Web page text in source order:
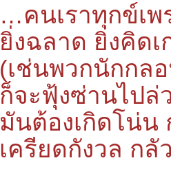
…คนเราทุกข์เ
ยิ่งฉลาด ยิ่งคิดเ
(เช่นพวกนักกล
ก็จะฟุ้งซ่านไปล่
มันต้องเกิดโน่น
เครียดกังวล ก